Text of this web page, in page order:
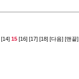
[14] 15 [16] [17] [18] [다음] [맨끝]